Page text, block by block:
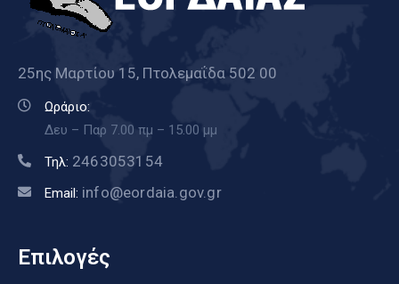
25ης Μαρτίου 15, Πτολεμαΐδα 502 00
Ωράριο:
Δευ – Παρ 7.00 πμ – 15.00 μμ
Τηλ: 2463053154
Email: info@eordaia.gov.gr
Επιλογές